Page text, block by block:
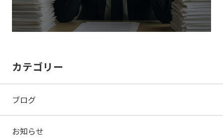
カテゴリー
ブログ
お知らせ